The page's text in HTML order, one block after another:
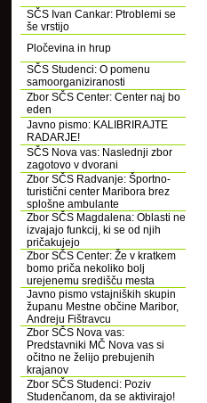
SČS Ivan Cankar: Ptroblemi se
še vrstijo
Pločevina in hrup
SČS Studenci: O pomenu
samoorganiziranosti
Zbor SČS Center: Center naj bo
eden
Javno pismo: KALIBRIRAJTE
RADARJE!
SČS Nova vas: Naslednji zbor
zagotovo v dvorani
Zbor SČS Radvanje: Športno-
turistični center Maribora brez
splošne ambulante
Zbor SČS Magdalena: Oblasti ne
izvajajo funkcij, ki se od njih
pričakujejo
Zbor SČS Center: Že v kratkem
bomo priča nekoliko bolj
urejenemu središču mesta
Javno pismo vstajniških skupin
županu Mestne občine Maribor,
Andreju Fištravcu
Zbor SČS Nova vas:
Predstavniki MČ Nova vas si
očitno ne želijo prebujenih
krajanov
Zbor SČS Studenci: Poziv
Studenčanom, da se aktivirajo!